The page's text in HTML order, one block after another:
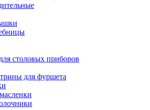
столовых приборов
для фуршета